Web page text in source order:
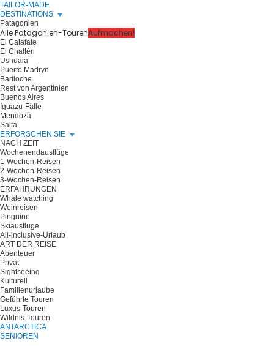
TAILOR-MADE
DESTINATIONS
Patagonien
Alle Patagonien-TourenAufmachen!
El Calafate
El Chaltén
Ushuaia
Puerto Madryn
Bariloche
Rest von Argentinien
Buenos Aires
Iguazu-Fälle
Mendoza
Salta
ERFORSCHEN SIE
NACH ZEIT
Wochenendausflüge
1-Wochen-Reisen
2-Wochen-Reisen
3-Wochen-Reisen
ERFAHRUNGEN
Whale watching
Weinreisen
Pinguine
Skiausflüge
All-inclusive-Urlaub
ART DER REISE
Abenteuer
Privat
Sightseeing
Kulturell
Familienurlaube
Geführte Touren
Luxus-Touren
Wildnis-Touren
ANTARCTICA
SENIOREN